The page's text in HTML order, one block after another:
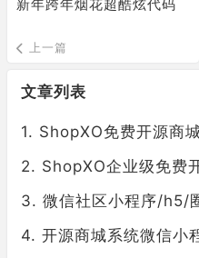
新年跨年烟花超酷炫代码
上一篇
文章列表
ShopXO免费开源商城
ShopXO企业级免费
微信社区小程序/h5/圈子论坛贴吧交友/
开源商城系统微信小